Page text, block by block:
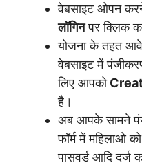
वेबसाइट ओपन
लॉगिनपर क्लिक
योजना के तहत
वेबसाइट में
लिए आपको
है।
अब आपके सामने
फॉर्म में महिलाओ
पासवर्ड आदि दर्ज